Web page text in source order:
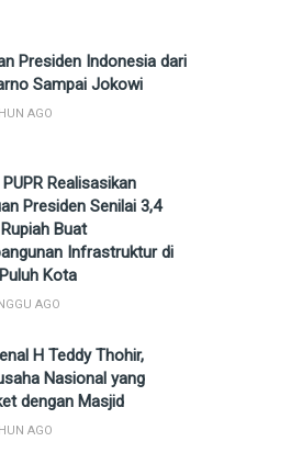
Presiden Indonesia dari
Sampai Jokowi
AGO
PUPR Realisasikan
Presiden Senilai 3,4
Buat
Infrastruktur di
Kota
AGO
H Teddy Thohir,
Nasional yang
dengan Masjid
AGO